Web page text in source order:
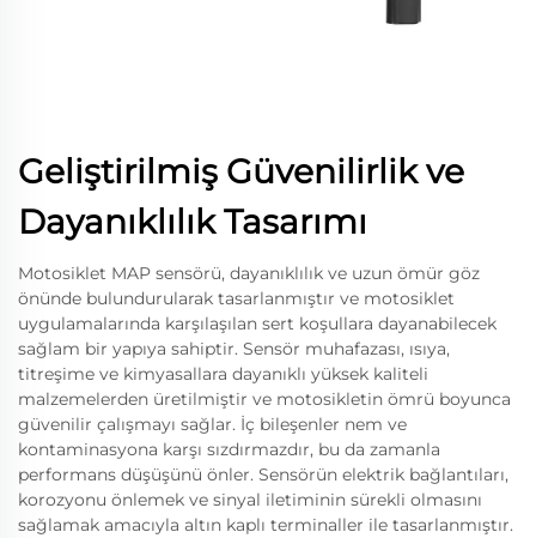
Geliştirilmiş Güvenilirlik ve
Dayanıklılık Tasarımı
Motosiklet MAP sensörü, dayanıklılık ve uzun ömür göz
önünde bulundurularak tasarlanmıştır ve motosiklet
uygulamalarında karşılaşılan sert koşullara dayanabilecek
sağlam bir yapıya sahiptir. Sensör muhafazası, ısıya,
titreşime ve kimyasallara dayanıklı yüksek kaliteli
malzemelerden üretilmiştir ve motosikletin ömrü boyunca
güvenilir çalışmayı sağlar. İç bileşenler nem ve
kontaminasyona karşı sızdırmazdır, bu da zamanla
performans düşüşünü önler. Sensörün elektrik bağlantıları,
korozyonu önlemek ve sinyal iletiminin sürekli olmasını
sağlamak amacıyla altın kaplı terminaller ile tasarlanmıştır.